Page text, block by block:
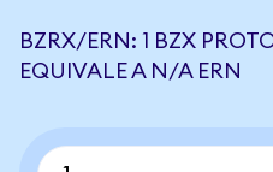
BZRX/ERN: 1 BZX
EQUIVALE A N/A ERN